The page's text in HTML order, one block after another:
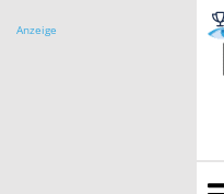
Anzeige